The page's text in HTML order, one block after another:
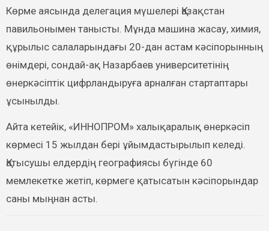
Көрме аясында делегация мүшелері Қазақстан
павильонымен танысты. Мұнда машина жасау, химия,
құрылыс салаларындағы 20-дан астам кәсіпорынның
өнімдері, сондай-ақ Назарбаев университетінің
өнеркәсіптік цифрландыруға арналған стартаптары
ұсынылды.
Айта кетейік, «ИННОПРОМ» халықаралық өнеркәсіп
көрмесі 15 жылдан бері ұйымдастырылып келеді.
Қатысушы елдердің географиясы бүгінде 60
мемлекетке жетіп, көрмеге қатысатын кәсіпорындар
саны мыңнан асты.